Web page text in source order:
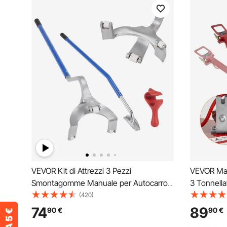
VEVOR Kit di Attrezzi 3 Pezzi
Smontagomme Manuale per Autocarro
ATV da Officina Pneumatici Dimensioni
Compatibili 571-622mm, Kit di
Stallonatore Manuale per Pneumatici da
(420)
7490€
VEVOR
3
d'Aria
8990€